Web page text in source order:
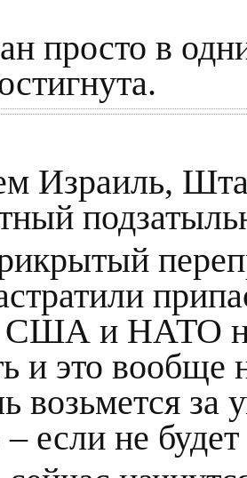
просто в
Израиль,
США и НАТО не
и это вообще
возьмется за
если не будет